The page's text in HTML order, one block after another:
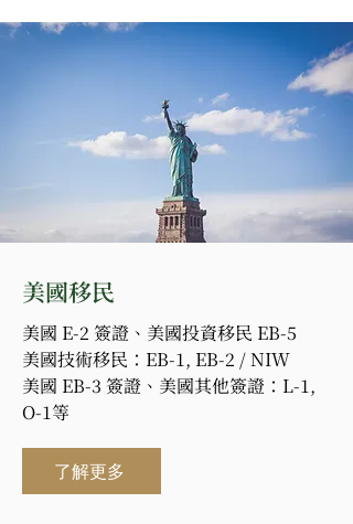
美國移民
美國 E-2 簽證、美國投資移民 EB-5
美國技術移民：EB-1, EB-2 / NIW
美國 EB-3 簽證、美國其他簽證：L-1,
O-1等
了解更多